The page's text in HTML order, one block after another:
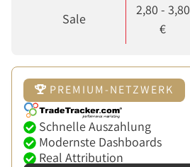
Sale
2,80 - 3,80
€
PREMIUM-NETZWERK
Schnelle Auszahlung
Modernste Dashboards
Real Attribution